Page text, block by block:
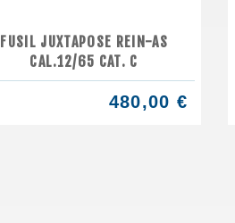
FUSIL JUXTAPOSE REIN-AS
CAL.12/65 CAT. C
480,00 €